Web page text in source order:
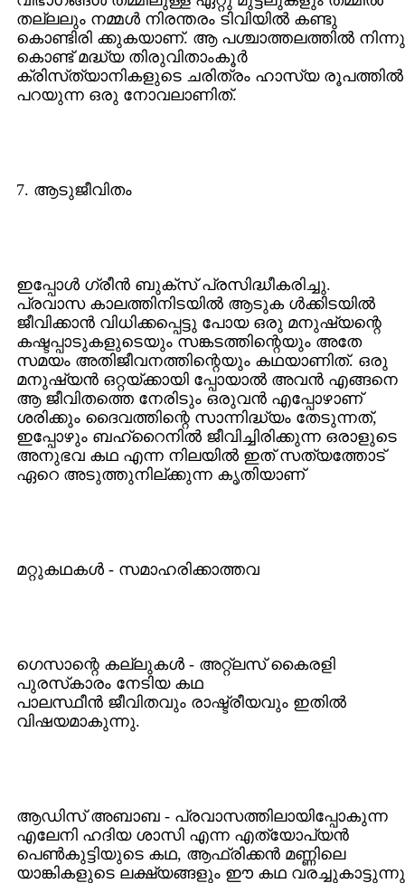
തല്ലലും നമ്മള്‍ നിരന്തരം ടിവിയില്‍ കണ്ടു
കൊണ്ടിരി ക്കുകയാണ്‌. ആ പശ്ചാത്തലത്തില്‍ നിന്നു
കൊണ്ട്‌ മദ്ധ്യ തിരുവിതാംകൂര്‍
ക്രിസ്‌ത്യാനികളുടെ ചരിത്രം ഹാസ്യ രൂപത്തില്‍
പറയുന്ന ഒരു നോവലാണിത്‌.
7. ആടുജീവിതം
ഇപ്പോള്‍ ഗ്രീന്‍ ബുക്സ്‌ പ്രസിദ്ധീകരിച്ചു.
പ്രവാസ കാലത്തിനിടയില്‍ ആടുക ള്‍ക്കിടയില്‍
ജീവിക്കാന്‍ വിധിക്കപ്പെട്ടു പോയ ഒരു മനുഷ്യന്റെ
കഷ്ടപ്പാടുകളുടെയും സങ്കടത്തിന്റെയും അതേ
സമയം അതിജീവനത്തിന്റെയും കഥയാണിത്‌. ഒരു
മനുഷ്യന്‍ ഒറ്റയ്ക്കായി പ്പോയാല്‍ അവന്‍ എങ്ങനെ
ആ ജീവിതത്തെ നേരിടും ഒരുവന്‍ എപ്പോഴാണ്‌
ശരിക്കും ദൈവത്തിന്റെ സാന്നിദ്ധ്യം തേടുന്നത്‌,
ഇപ്പോഴും ബഹ്‌റൈനില്‍ ജീവിച്ചിരിക്കുന്ന ഒരാളുടെ
അനുഭവ കഥ എന്ന നിലയില്‍ ഇത്‌ സത്യത്തോട്‌
ഏറെ അടുത്തുനില്‌ക്കുന്ന കൃതിയാണ്‌
മറ്റുകഥകള്‍ - സമാഹരിക്കാത്തവ
ഗെസാന്റെ കല്ലുകള്‍ - അറ്റ്ലസ്‌ കൈരളി
പുരസ്‌കാരം നേടിയ കഥ
പാലസ്ഥീന്‍ ജീവിതവും രാഷ്ട്രീയവും ഇതില്‍
വിഷയമാകുന്നു.
ആഡിസ്‌ അബാബ - പ്രവാസത്തിലായിപ്പോകുന്ന
എലേനി ഹദിയ ശാസി എന്ന എത്യോപ്യന്‍
പെൺകുട്ടിയുടെ കഥ, ആഫ്രിക്കന്‍ മണ്ണിലെ
യാങ്കികളുടെ ലക്ഷ്യങ്ങളും ഈ കഥ